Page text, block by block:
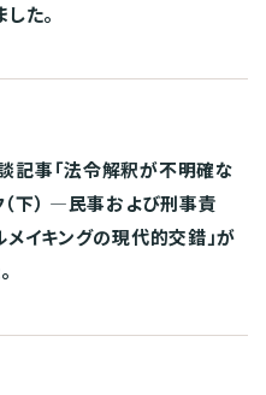
た。
記事「法令解釈が不明確な
下） ―民事および刑事責
メイキングの現代的交錯」が